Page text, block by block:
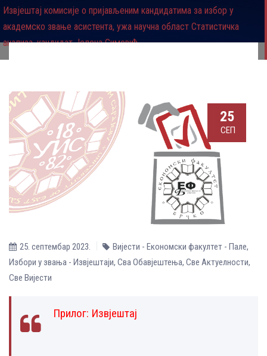
Извјештај комисије о пријављеним кандидатима за избор у
академско звање асистента, ужа научна област Статистичка
анализа, кандидат Јелена Симовић
25
СЕП
25. септембар 2023. Вијести - Економски факултет - Пале,
Избори у звања - Извјештаји, Сва Обавјештења, Све Aктуелности,
Све Вијести
Прилог: Извјештај